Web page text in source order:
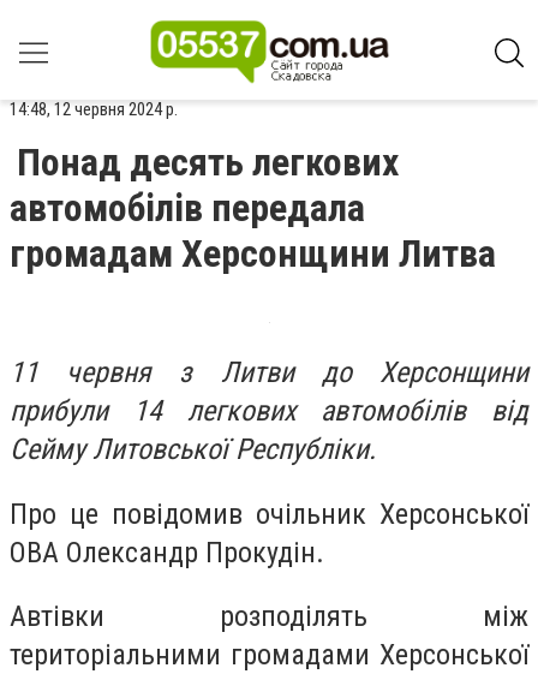
14:48, 12 червня 2024 р.
Понад десять легкових
автомобілів передала
громадам Херсонщини Литва
11 червня з Литви до Херсонщини
прибули 14 легкових автомобілів від
Сейму Литовської Республіки.
Про це повідомив очільник Херсонської
ОВА Олександр Прокудін.
Автівки розподілять між
територіальними громадами Херсонської